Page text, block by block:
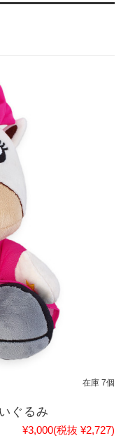
在庫 7個
ぐるみ
¥3,000(税抜 ¥2,727)